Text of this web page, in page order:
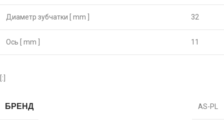
Диаметр зубчатки [ mm ] 32
Ось [ mm ] 11
[:]
БРЕНД AS-PL